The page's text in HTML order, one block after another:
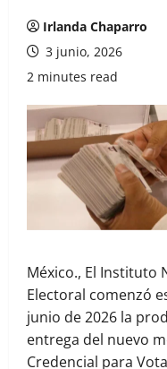
Irlanda Chaparro
3 junio, 2026
2 minutes read
México., El Instituto
Electoral comenzó
junio de 2026 la
entrega del nuevo
Credencial para